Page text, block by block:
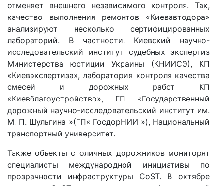
отменяет внешнего независимого контроля. Так,
качество выполнения ремонтов «Киевавтодора»
анализируют несколько сертифицированных
лабораторий. В частности, Киевский научно-
исследовательский институт судебных экспертиз
Министерства юстиции Украины (КНИИСЭ), КП
«Киевэкспертиза», лаборатория контроля качества
смесей и дорожных работ КП
«Киевблагоустройство», ГП «Государственный
дорожный научно-исследовательский институт им.
М. П. Шульгина »(ГП« ГосдорНИИ »), Национальный
транспортный университет.
Также объекты столичных дорожников мониторят
специалисты международной инициативы по
прозрачности инфраструктуры CоST. В октябре